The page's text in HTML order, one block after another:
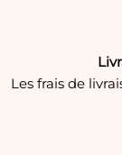
Les frais de